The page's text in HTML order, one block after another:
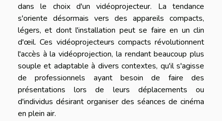
dans le choix d'un vidéoprojecteur. La tendance
s'oriente désormais vers des appareils compacts,
légers, et dont l'installation peut se faire en un clin
d'œil. Ces vidéoprojecteurs compacts révolutionnent
l'accès à la vidéoprojection, la rendant beaucoup plus
souple et adaptable à divers contextes, qu'il s'agisse
de professionnels ayant besoin de faire des
présentations lors de leurs déplacements ou
d'individus désirant organiser des séances de cinéma
en plein air.